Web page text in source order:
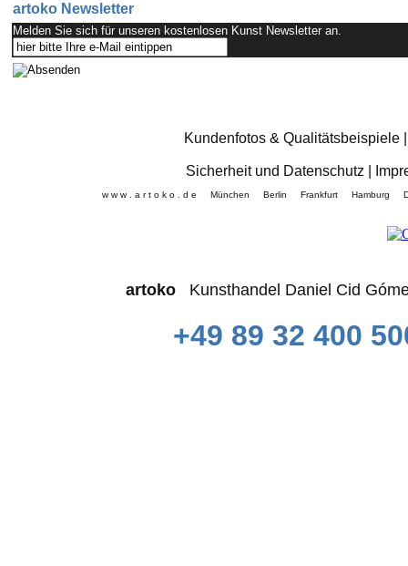
artoko Newsletter
Melden Sie sich für unseren kostenlosen Kunst Newsletter an.
Kundenfotos & Qualitätsbeispiele
Sicherheit und Datenschutz
w w w . a r t o k o . d e München Berlin Frankfurt
artokoKunsthandel Daniel Cid
+49 89 32